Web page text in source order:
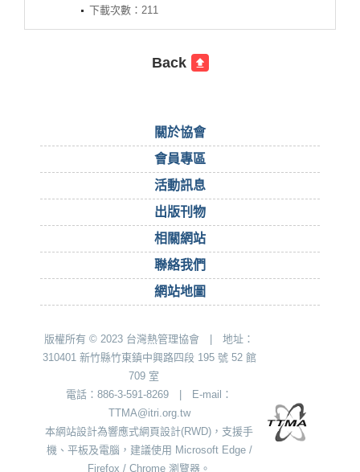
下載次數：211
Back
關於協會
會員專區
活動訊息
出版刊物
相關網站
聯絡我們
網站地圖
版權所有 © 2023 台灣熱管理協會 | 地址：
310401 新竹縣竹東鎮中興路四段 195 號 52 館
709 室
電話：886-3-591-8269 | E-mail：
TTMA@itri.org.tw
本網站設計為響應式網頁設計(RWD)，支援手
機、平板及電腦，建議使用 Microsoft Edge /
Firefox / Chrome 瀏覽器。